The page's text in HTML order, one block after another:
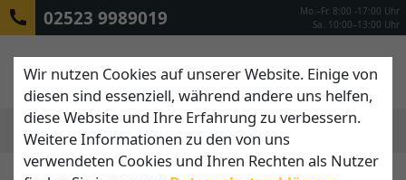
02523 9989019
Mo.–Fr. 8:00 -17:00 Uhr
Sa. 10:00–13:00 Uhr
Wir nutzen Cookies auf unserer Website. Einige von
diesen sind essenziell, während andere uns helfen,
diese Website und Ihre Erfahrung zu verbessern.
Weitere Informationen zu den von uns
verwendeten Cookies und Ihren Rechten als Nutzer